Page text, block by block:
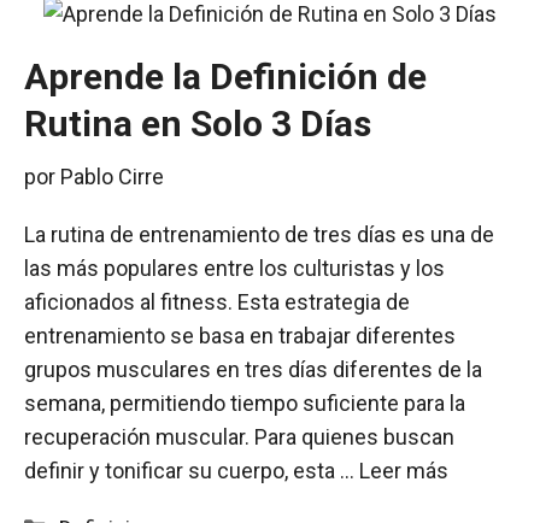
Aprende la Definición de
Rutina en Solo 3 Días
por Pablo Cirre
La rutina de entrenamiento de tres días es una de
las más populares entre los culturistas y los
aficionados al fitness. Esta estrategia de
entrenamiento se basa en trabajar diferentes
grupos musculares en tres días diferentes de la
semana, permitiendo tiempo suficiente para la
recuperación muscular. Para quienes buscan
definir y tonificar su cuerpo, esta … Leer más